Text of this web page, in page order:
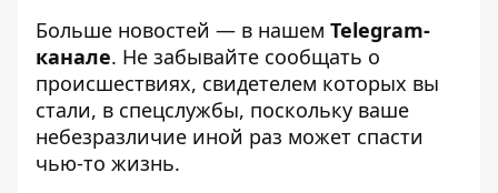
Больше новостей — в нашем Telegram-
канале. Не забывайте сообщать о
происшествиях, свидетелем которых вы
стали, в спецслужбы, поскольку ваше
небезразличие иной раз может спасти
чью-то жизнь.